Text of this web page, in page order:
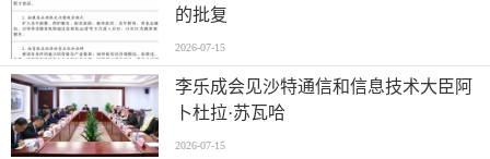
的批复
2026-07-15
李乐成会见沙特通信和信息技术大臣阿
卜杜拉·苏瓦哈
2026-07-15